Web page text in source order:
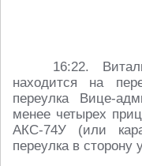
16:22.
находится на
переулка Вице-
менее четырех
АКС-74У (или
переулка в